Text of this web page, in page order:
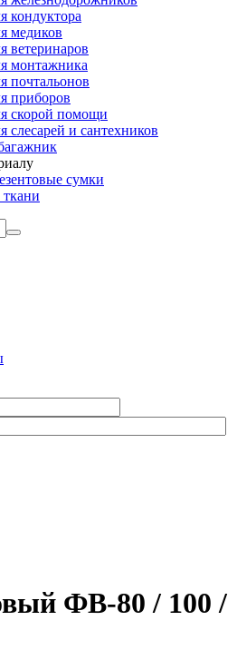
кондуктора
медиков
ветеринаров
монтажника
почтальонов
приборов
скорой помощи
слесарей и сантехников
сумки
ФВ-80 / 100 /